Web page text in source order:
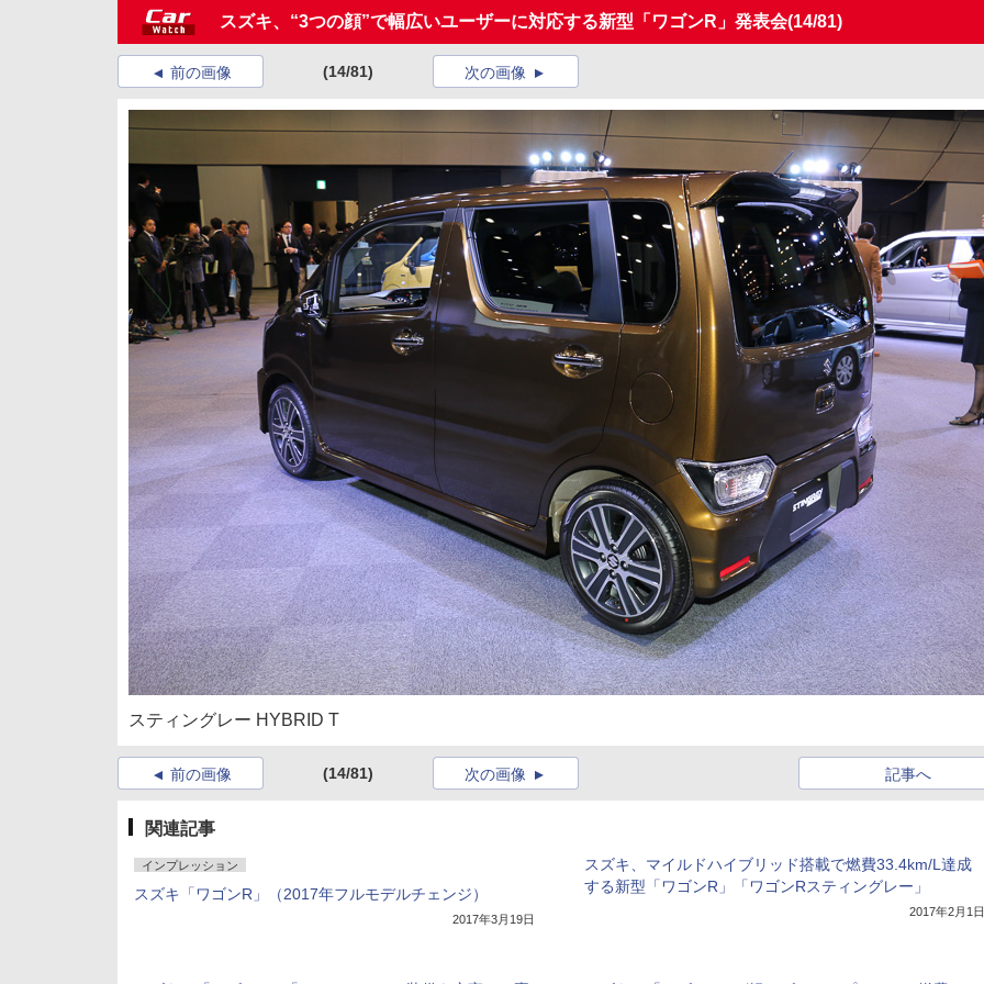
スズキ、“3つの顔”で幅広いユーザーに対応する新型「ワゴンR」発表会(14/81)
前の画像 (14/81) 次の画像
スティングレー HYBRID T
前の画像 (14/81) 次の画像 記事へ
関連記事
インプレッション
スズキ「ワゴンR」（2017年フルモデルチェンジ）
2017年3月19日
スズキ、マイルドハイブリッド搭載で燃費33.4km/L達成
する新型「ワゴンR」「ワゴンRスティングレー」
2017年2月1日